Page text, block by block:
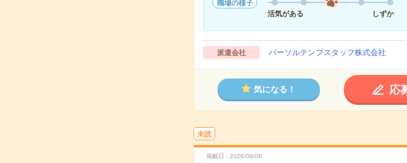
職場の様子
活気がある
しずか
派遣会社 パーソルテンプスタッフ株式会社
気になる！ 応
未読
掲載日 2026/08/08